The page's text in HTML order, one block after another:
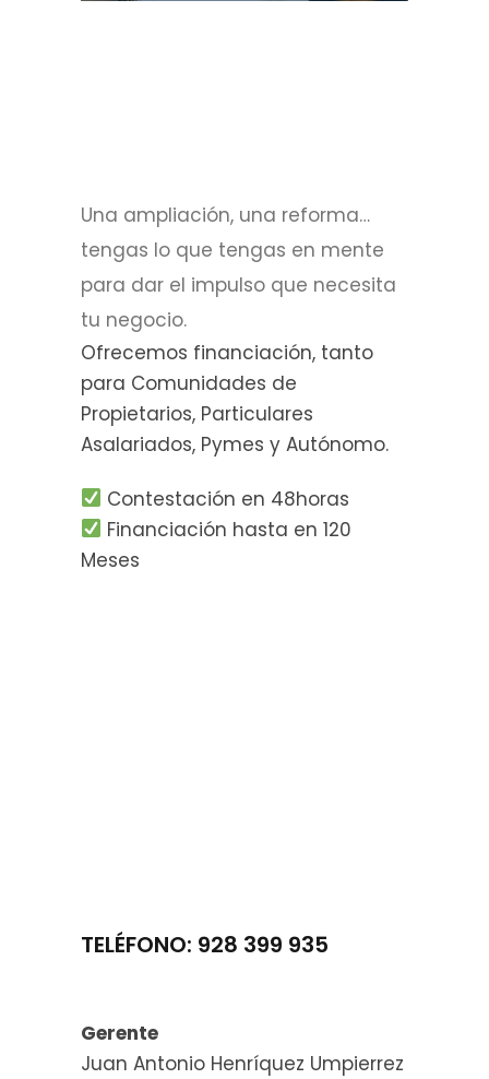
Una ampliación, una reforma…
tengas lo que tengas en mente
para dar el impulso que necesita
tu negocio.
Ofrecemos financiación, tanto
para Comunidades de
Propietarios, Particulares
Asalariados, Pymes y Autónomo.
Contestación en 48horas
Financiación hasta en 120
Meses
TELÉFONO: 928 399 935
Gerente
Juan Antonio Henríquez Umpierrez